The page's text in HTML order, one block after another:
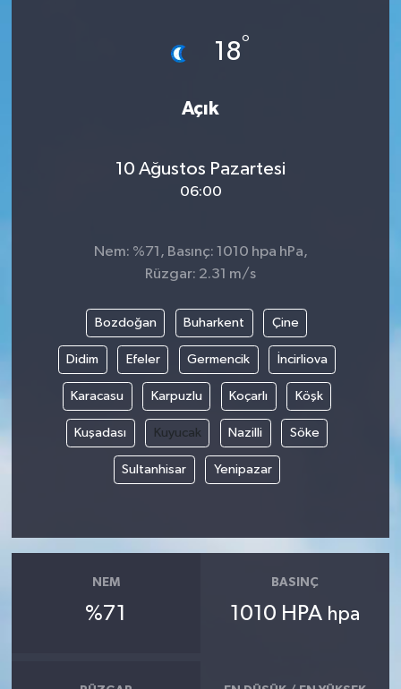
18°
Açık
10 Ağustos Pazartesi
06:00
Nem: %71, Basınç: 1010 hpa hPa,
Rüzgar: 2.31 m/s
Bozdoğan Buharkent Çine
Didim Efeler Germencik İncirliova
Karacasu Karpuzlu Koçarlı Köşk
Kuşadası Kuyucak Nazilli Söke
Sultanhisar Yenipazar
NEM
%71
BASINÇ
1010 HPA hpa
Akhisar Emlak
Etiketler
Yaşam
Kadın
Teknoloji
Yerel Haber
Akhisar Emlak